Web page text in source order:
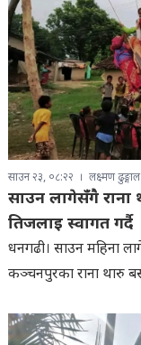
साउन २३, ०८:२२ लक्ष्मण ढुङ्गाल
साउन लागेसँगै राना
तिजलाइ स्वागत गर्दै
धनगढी। साउन महिना
कञ्चनपुरका राना थारु